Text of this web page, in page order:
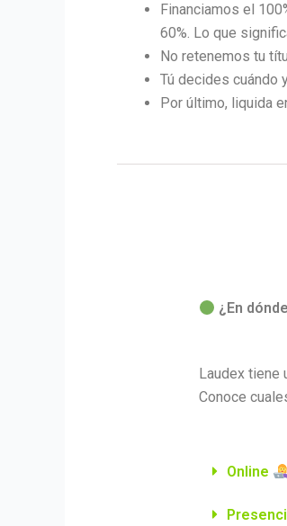
Financiamos el
60%. Lo que
No retenemos tu
Tú decides cuándo
Por último, liquida
¿En
Laudex tiene
Conoce
Online